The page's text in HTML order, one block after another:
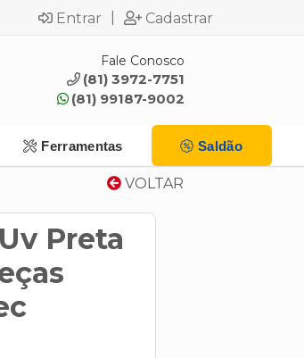
Entrar Cadastrar
Fale Conosco
(81) 3972-7751
(81) 99187-9002
Ferramentas Saldão
VOLTAR
Preta